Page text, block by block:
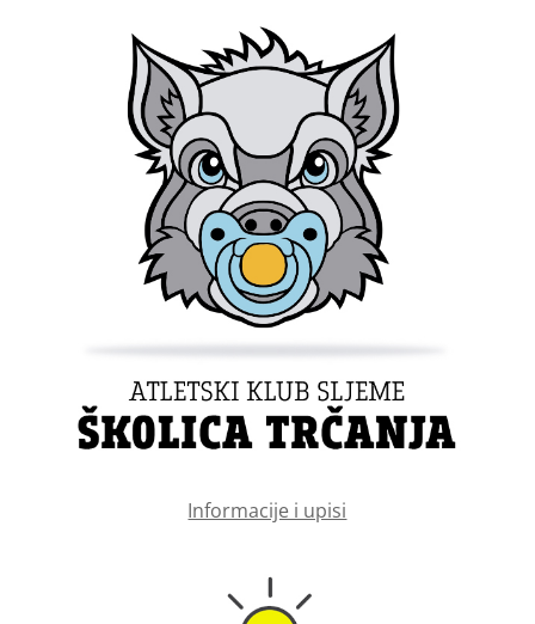
Informacije i upisi